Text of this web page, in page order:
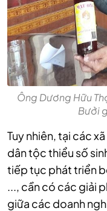
Ông Dương Hữu
Bưởi
Tuy nhiên, tại các
dân tộc thiểu số
tiếp tục phát triển
..., cần có các giải
giữa các doanh